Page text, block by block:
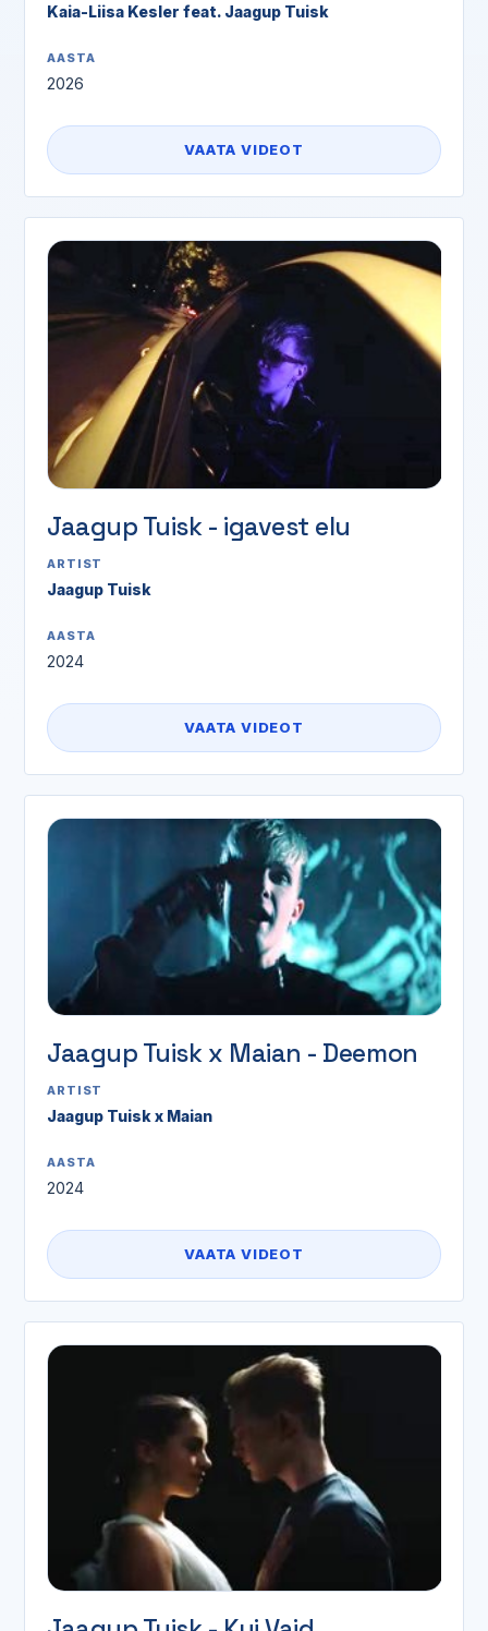
Kaia-Liisa Kesler feat. Jaagup Tuisk
AASTA
2026
VAATA VIDEOT
Jaagup Tuisk - igavest elu
ARTIST
Jaagup Tuisk
AASTA
2024
VAATA VIDEOT
Jaagup Tuisk x Maian - Deemon
ARTIST
Jaagup Tuisk x Maian
AASTA
2024
VAATA VIDEOT